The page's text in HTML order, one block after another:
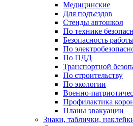
Медицинские
Для подъездов
Стенды автошкол
По технике
Безопасность
По
По ПДД
Транспортной
По строительству
По экологии
Военно-
Профилактика
Планы эвакуации
Знаки, таблички,